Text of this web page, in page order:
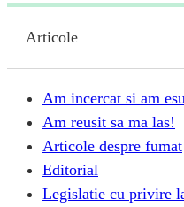
Articole
Am incercat si am
Am reusit sa ma las!
Articole despre fumat
Editorial
Legislatie cu privire